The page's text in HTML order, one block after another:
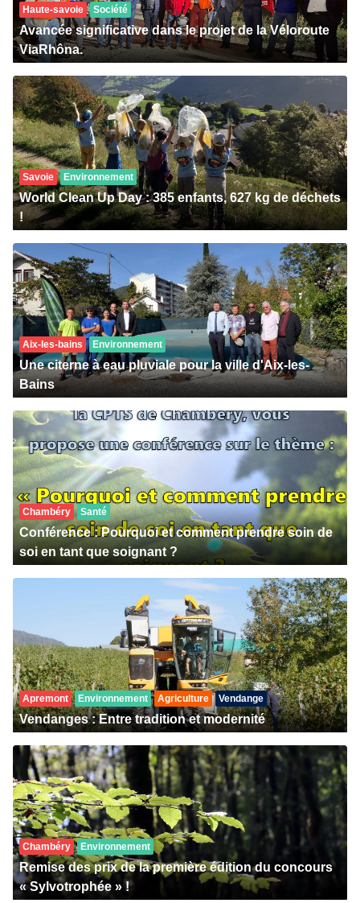
Haute-savoie Société
Avancée significative dans le projet de la Véloroute
ViaRhôna.
Savoie Environnement
World Clean Up Day : 385 enfants, 627 kg de déchets
!
Aix-les-bains Environnement
Une citerne à eau pluviale pour la ville d'Aix-les-
Bains
Chambéry Santé
Conférence : Pourquoi et comment prendre soin de
soi en tant que soignant ?
Apremont Environnement Agriculture Vendange
Vendanges : Entre tradition et modernité
Chambéry Environnement
Remise des prix de la première édition du concours
« Sylvotrophée » !